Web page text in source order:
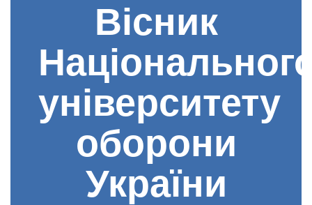
Вісник
університету
оборони
України